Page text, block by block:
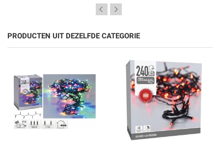
PRODUCTEN UIT DEZELFDE CATEGORIE